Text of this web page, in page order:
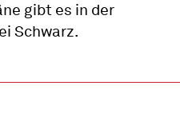
gibt es in der
Schwarz.